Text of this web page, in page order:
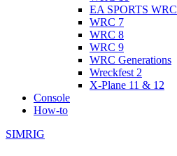
EA SPORTS WRC
WRC 7
WRC 8
WRC 9
WRC Generations
Wreckfest 2
X-Plane 11 & 12
Console
How-to
SIMRIG